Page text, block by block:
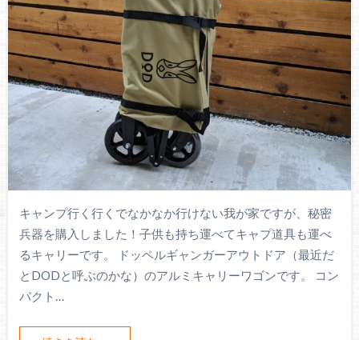
キャンプ行く行くでなかなか行けない我が家ですが、秘密
兵器を購入しました！子供も持ち運べてキャプ道具も運べ
るキャリーです。 ドッペルギャンガーアウトドア（最近だ
とDODと呼ぶのかな）のアルミキャリーワゴンです。 コン
パクト…